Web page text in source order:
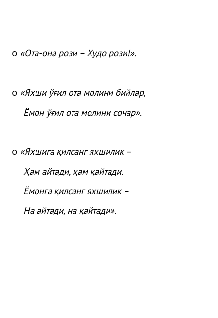
o «Ота-она рози– Худо рози!».
o «Яхши ўғил ота молини бийлар,
Ёмон ўғил ота молини сочар».
o «Яхшига қилсанг яхшилик –
Ҳам айтади, ҳам қайтади.
Ёмонга қилсанг яхшилик –
На айтади, на қайтади».